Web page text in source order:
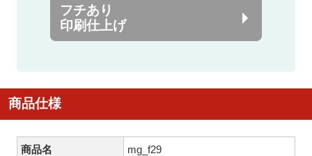
フチあり
印刷仕上げ
商品仕様
商品名 mg_f29